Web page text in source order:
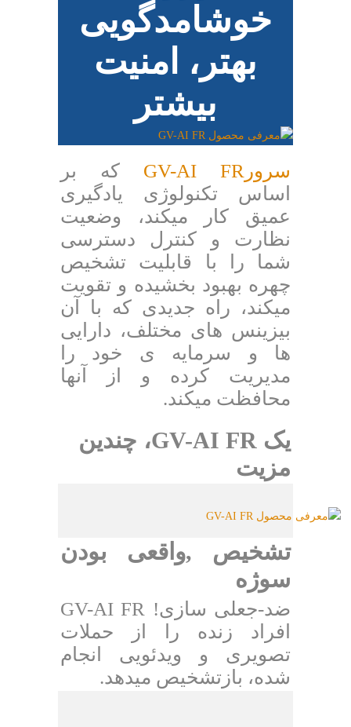
خوشامدگویی
بهتر، امنیت
بیشتر
سرورGV-AI FR
که بر
اساس تکنولوژی یادگیری
عمیق کار میکند، وضعیت
نظارت و کنترل دسترسی
شما را با قابلیت تشخیص
چهره بهبود بخشیده و تقویت
میکند، راه جدیدی که با آن
بیزینس های مختلف، دارایی
ها و سرمایه ی خود را
مدیریت کرده و از آنها
محافظت میکند.
یک GV-AI FR، چندین
مزیت
تشخیص ,واقعی بودن
سوژه
ضد-جعلی سازی! GV-AI FR
افراد زنده را از حملات
تصویری و ویدئویی انجام
شده، بازتشخیص میدهد.